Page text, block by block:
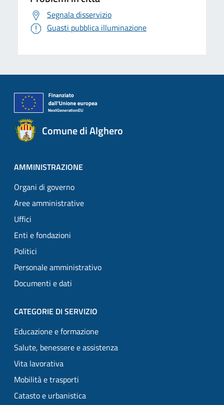
Segnala disservizio
Guasti pubblica illuminazione
Comune di Alghero
AMMINISTRAZIONE
Organi di governo
Aree amministrative
Uffici
Enti e fondazioni
Politici
Personale amministrativo
Documenti e dati
CATEGORIE DI SERVIZIO
Educazione e formazione
Salute, benessere e assistenza
Vita lavorativa
Mobilità e trasporti
Catasto e urbanistica